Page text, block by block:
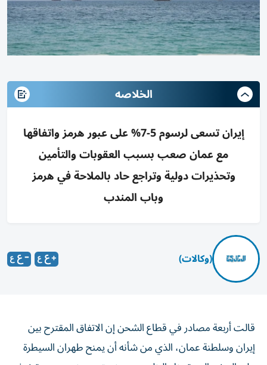
الخلاصه
إيران تسعى لرسوم 5-7% على عبور هرمز واتفاقها
مع عمان صعب بسبب العقوبات والتأمين
وتحذيرات دولية وتراجع حاد بالملاحة في هرمز
وباب المندب
(وكالات)
قالت أربعة مصادر في قطاع الشحن إن الاتفاق المقترح بين
إيران وسلطنة عمان، الذي من ‌شأنه أن يمنح طهران السيطرة
على السفن التي تدخل الخليج عبر ​مضيق هرمز، يصعب تنفيذه